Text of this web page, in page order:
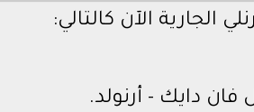
الجارية الآن كالتالي:
دايك - أرنولد.